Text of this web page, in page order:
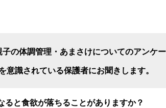
子の体調管理・あまさけについてのアンケ
意識されている保護者にお聞きします。
ると食欲が落ちることがありますか？